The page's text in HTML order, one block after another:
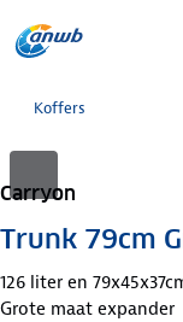
Koffers
Carryon
Trunk 79cm
126 liter en
Grote maat expander